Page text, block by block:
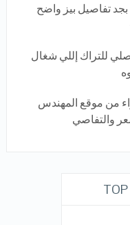
بجد تفاصيل بيز واضح
للتراك إللي شغال
من موقع المهندس
والتفاصي